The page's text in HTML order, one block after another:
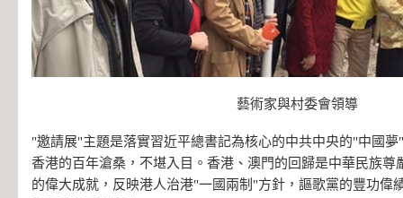
藝術家與村委會領導
"邀請展"主題是落實習近平總書記為核心的中共中央的"中國
香港的百年滄桑，不堪入目。香港、澳門的回歸是中華民族尊
的偉大成就，反映港人治港"一國兩制"方針，謳歌黨的豐功偉